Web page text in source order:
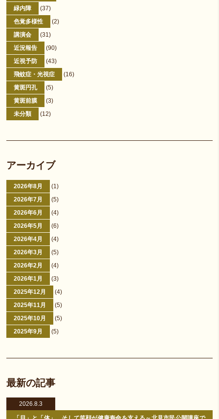
緑内障
(37)
色覚多様性
(2)
講演会
(31)
近況報告
(90)
近視予防
(43)
飛蚊症・光視症
(16)
黄斑円孔
(5)
黄斑前膜
(3)
未分類
(12)
アーカイブ
2026年8月
(1)
2026年7月
(5)
2026年6月
(4)
2026年5月
(6)
2026年4月
(4)
2026年3月
(5)
2026年2月
(4)
2026年1月
(3)
2025年12月
(4)
2025年11月
(5)
2025年10月
(5)
2025年9月
(5)
最新の記事
2026.8.3